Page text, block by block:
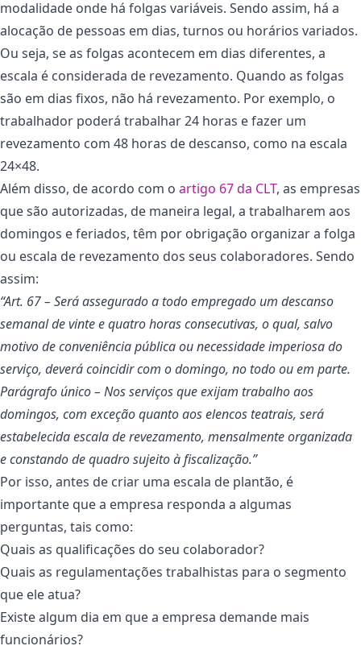
modalidade onde há folgas variáveis. Sendo assim, há a
alocação de pessoas em dias, turnos ou horários variados.
Ou seja, se as folgas acontecem em dias diferentes, a
escala é considerada de revezamento. Quando as folgas
são em dias fixos, não há revezamento. Por exemplo, o
trabalhador poderá trabalhar 24 horas e fazer um
revezamento com 48 horas de descanso, como na escala
24×48.
Além disso, de acordo com o artigo 67 da CLT, as empresas
que são autorizadas, de maneira legal, a trabalharem aos
domingos e feriados, têm por obrigação organizar a folga
ou escala de revezamento dos seus colaboradores. Sendo
assim:
“Art. 67 – Será assegurado a todo empregado um descanso
semanal de vinte e quatro horas consecutivas, o qual, salvo
motivo de conveniência pública ou necessidade imperiosa do
serviço, deverá coincidir com o domingo, no todo ou em parte.
Parágrafo único – Nos serviços que exijam trabalho aos
domingos, com exceção quanto aos elencos teatrais, será
estabelecida escala de revezamento, mensalmente organizada
e constando de quadro sujeito à fiscalização.”
Por isso, antes de criar uma escala de plantão, é
importante que a empresa responda a algumas
perguntas, tais como:
Quais as qualificações do seu colaborador?
Quais as regulamentações trabalhistas para o segmento
que ele atua?
Existe algum dia em que a empresa demande mais
funcionários?